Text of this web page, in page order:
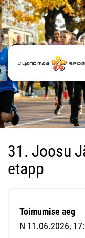
31. Joosu
etapp
Toimumise aeg
N 11.06.2026,